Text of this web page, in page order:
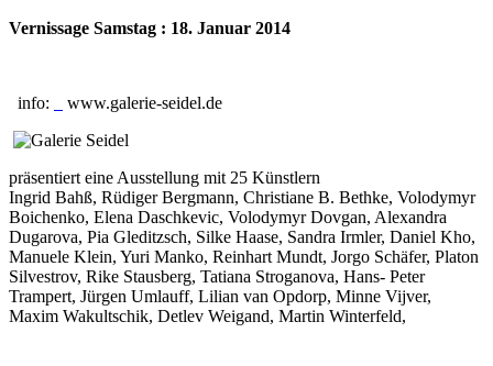
Vernissage Samstag : 18. Januar 2014
info: www.galerie-seidel.de
präsentiert eine Ausstellung mit 25 Künstlern
Ingrid Bahß, Rüdiger Bergmann, Christiane B. Bethke, Volodymyr
Boichenko, Elena Daschkevic, Volodymyr Dovgan, Alexandra
Dugarova, Pia Gleditzsch, Silke Haase, Sandra Irmler, Daniel Kho,
Manuele Klein, Yuri Manko, Reinhart Mundt, Jorgo Schäfer, Platon
Silvestrov, Rike Stausberg, Tatiana Stroganova, Hans- Peter
Trampert, Jürgen Umlauff, Lilian van Opdorp, Minne Vijver,
Maxim Wakultschik, Detlev Weigand, Martin Winterfeld,